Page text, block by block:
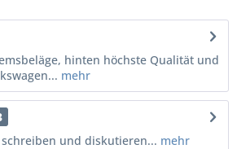
hinten höchste Qualität und
mehr
und diskutieren... mehr